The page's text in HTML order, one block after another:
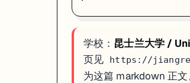
:UQ 联合 IHME 在《
02 · CRISPR-Cas9 辅助蛋白:UQ AIBN
如果你在看 UQ 的申请、奖学金或研究机会，这篇
学校： 昆士兰大学 /
页见
https://
为这篇 markdown 正文